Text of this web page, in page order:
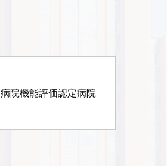
病院機能評価認定病院